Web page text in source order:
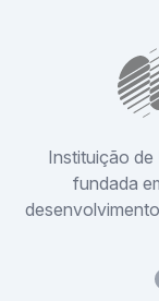
Instituição de
fundada